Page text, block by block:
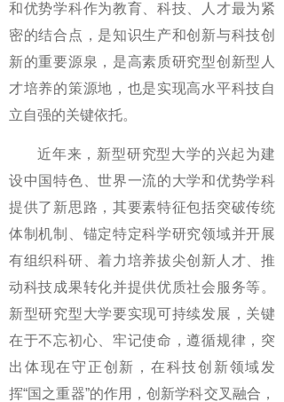
和优势学科作为教育、科技、人才最为紧
密的结合点，是知识生产和创新与科技创
新的重要源泉，是高素质研究型创新型人
才培养的策源地，也是实现高水平科技自
立自强的关键依托。
近年来，新型研究型大学的兴起为建
设中国特色、世界一流的大学和优势学科
提供了新思路，其要素特征包括突破传统
体制机制、锚定特定科学研究领域并开展
有组织科研、着力培养拔尖创新人才、推
动科技成果转化并提供优质社会服务等。
新型研究型大学要实现可持续发展，关键
在于不忘初心、牢记使命，遵循规律，突
出体现在守正创新，在科技创新领域发
挥“国之重器”的作用，创新学科交叉融合，